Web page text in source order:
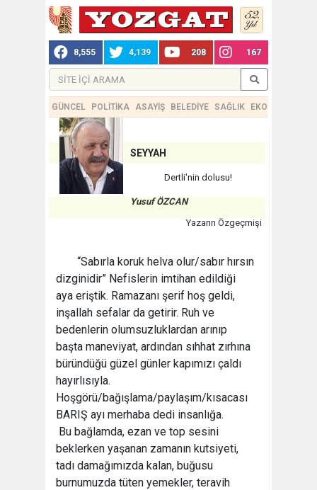
8,555 4,139 208 167
GÜNCEL POLİTİKA ASAYİŞ BELEDİYE SAĞLIK EKONOMİ
SEYYAH
Dertli'nin dolusu!
Yusuf ÖZCAN
Yazarın Özgeçmişi
“Sabırla koruk helva olur/sabır hırsın
dizginidir” Nefislerin imtihan edildiği
aya eriştik. Ramazanı şerif hoş geldi,
inşallah sefalar da getirir. Ruh ve
bedenlerin olumsuzluklardan arınıp
başta maneviyat, ardından sıhhat zırhına
büründüğü güzel günler kapımızı çaldı
hayırlısıyla.
Hoşgörü/bağışlama/paylaşım/kısacası
BARIŞ ayı merhaba dedi insanlığa.
Bu bağlamda, ezan ve top sesini
beklerken yaşanan zamanın kutsiyeti,
tadı damağımızda kalan, buğusu
burnumuzda tüten yemekler, teravih